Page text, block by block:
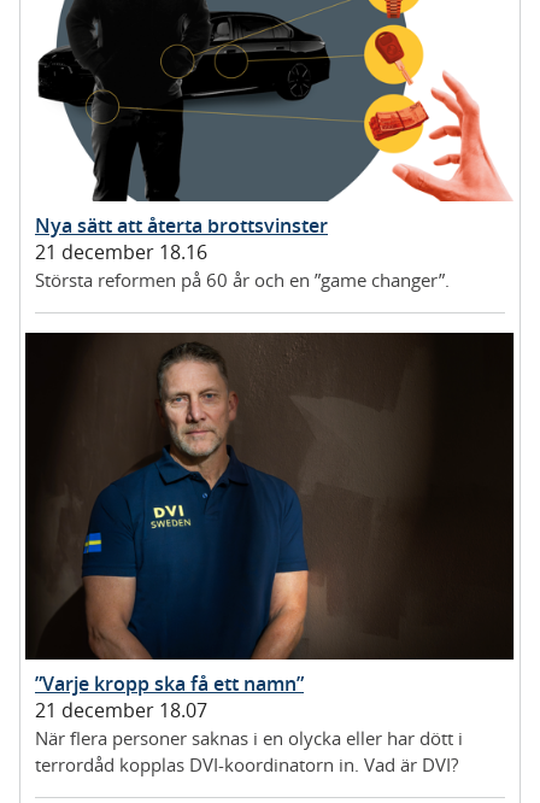
Nya sätt att återta brottsvinster
21 december 18.16
Största reformen på 60 år och en ”game changer”.
”Varje kropp ska få ett namn”
21 december 18.07
När flera personer saknas i en olycka eller har dött i
terrordåd kopplas DVI-koordinatorn in. Vad är DVI?